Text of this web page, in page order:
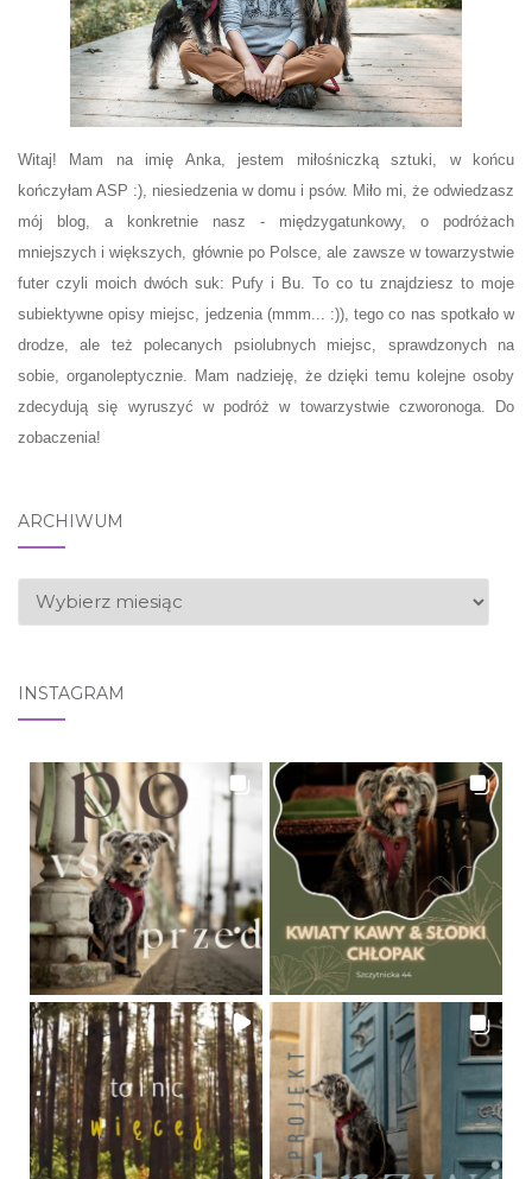
Witaj! Mam na imię Anka, jestem miłośniczką sztuki, w końcu
kończyłam ASP :), niesiedzenia w domu i psów. Miło mi, że odwiedzasz
mój blog, a konkretnie nasz - międzygatunkowy, o podróżach
mniejszych i większych, głównie po Polsce, ale zawsze w towarzystwie
futer czyli moich dwóch suk: Pufy i Bu. To co tu znajdziesz to moje
subiektywne opisy miejsc, jedzenia (mmm... :)), tego co nas spotkało w
drodze, ale też polecanych psiolubnych miejsc, sprawdzonych na
sobie, organoleptycznie. Mam nadzieję, że dzięki temu kolejne osoby
zdecydują się wyruszyć w podróż w towarzystwie czworonoga. Do
zobaczenia!
ARCHIWUM
ARCHIWUM
INSTAGRAM